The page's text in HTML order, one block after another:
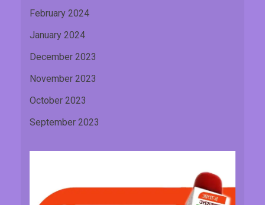
February 2024
January 2024
December 2023
November 2023
October 2023
September 2023